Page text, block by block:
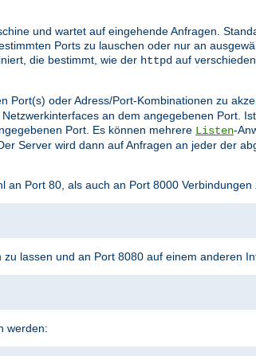
und wartet auf eingehende Anfragen.
Ports zu lauschen oder nur an
die bestimmt, wie der httpd auf
Port(s) oder Adress/Port-Kombinationen zu
an dem angegebenen Port.
Port. Es können mehrere Listen-
Server wird dann auf Anfragen an jeder der
Port 80, als auch an Port 8000
lassen und an Port 8080 auf einem anderen
werden: